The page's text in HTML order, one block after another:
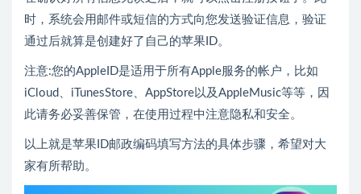
时，系统会用邮件或短信的方式向您发送验证信息，验证
通过后就算是创建好了自己的苹果ID。
注意:您的AppleID是适用于所有Apple服务的帐户，比如
iCloud、iTunesStore、AppStore以及AppleMusic等等，因
此请务必妥善保管，在使用过程中注意隐私和安全。
以上就是苹果ID邮政编码填写方法的具体步骤，希望对大
家有所帮助。